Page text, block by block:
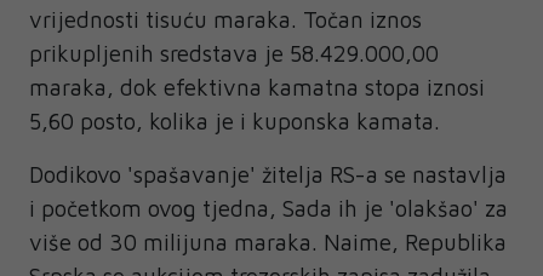
vrijednosti tisuću maraka. Točan iznos
prikupljenih sredstava je 58.429.000,00
maraka, dok efektivna kamatna stopa iznosi
5,60 posto, kolika je i kuponska kamata.
Dodikovo 'spašavanje' žitelja RS-a se nastavlja
i početkom ovog tjedna, Sada ih je 'olakšao' za
više od 30 milijuna maraka. Naime, Republika